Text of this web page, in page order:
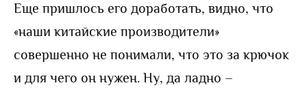
Еще пришлось его доработать, видно, что
«наши китайские производители»
совершенно не понимали, что это за крючок
и для чего он нужен. Ну, да ладно –